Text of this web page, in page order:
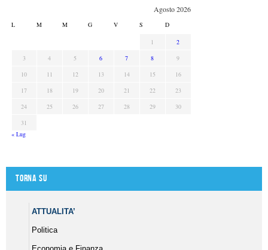
Agosto 2026
L M M G V S D
1
2
3
4 5 6 7 8
9
10
11 12 13 14 15
16
17
18 19 20 21 22
23
24
25 26 27 28 29
30
31
« Lug
Torna su
ATTUALITA’
Politica